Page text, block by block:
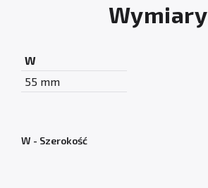
Wymiary
W
55 mm
W - Szerokość